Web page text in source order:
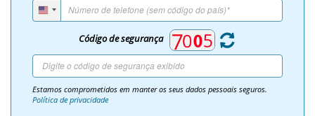
Código de segurança
Estamos comprometidos em manter os seus dados pessoais seguros.
Política de privacidade